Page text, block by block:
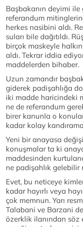
Başbakanın deyimi
referandum
herkes nasibini aldı.
suları bile dağıtıldı.
birçok maskeyle
aldı. Tekrar iddia
maddelerden bihaber.
Uzun zamandır
giderek padişahlığa
iki madde haricindeki
ne de referandum
birer kanunla o
kadar kolay
Yeni bir anayasa
konuşmalar ta ki
maddesinden
ne padişahlık gelebilir
Evet, bu neticeye
kadar hayırlı veya
çok memnun. Yarı
Talabani ve Barzani
özerklik ilanından söz